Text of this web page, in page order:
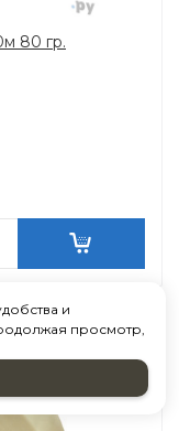
80 гр.
и
просмотр,